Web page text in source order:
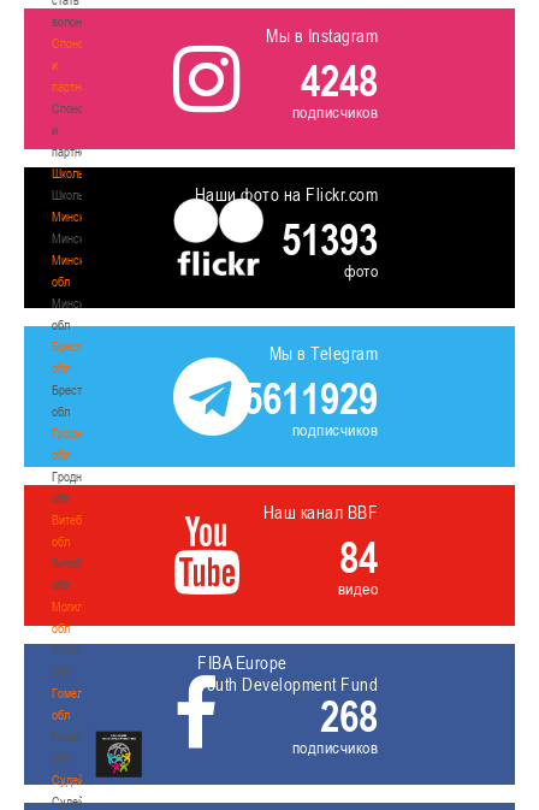
волонтером
Спонсоры
и
партнеры
Спонсоры
и
партнеры
Школы
Школы
Минск
Минск
Минская
обл
Минская
обл
Брестская
обл
Брестская
обл
Гродненская
обл
Гродненская
обл
Витебская
обл
Витебская
обл
Могилевская
обл
Могилевская
обл
Гомельская
обл
Гомельская
обл
Судейство
Судейство
Мы в Instagram
4248
подписчиков
Наши фото на Flickr.com
51393
фото
Мы в Telegram
5611929
подписчиков
Наш канал BBF
84
видео
FIBA Europe
Youth Development Fund
268
подписчиков